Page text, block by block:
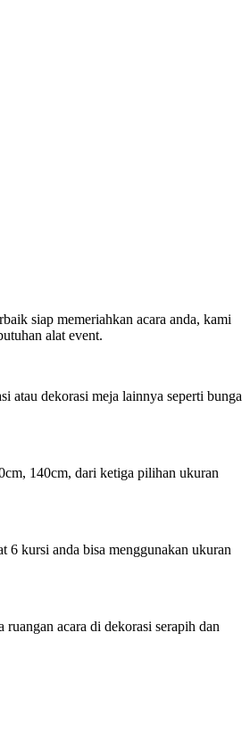
siap memeriahkan acara anda, kami
alat event.
atau dekorasi meja lainnya seperti bunga
140cm, dari ketiga pilihan ukuran
6 kursi anda bisa menggunakan ukuran
acara di dekorasi serapih dan